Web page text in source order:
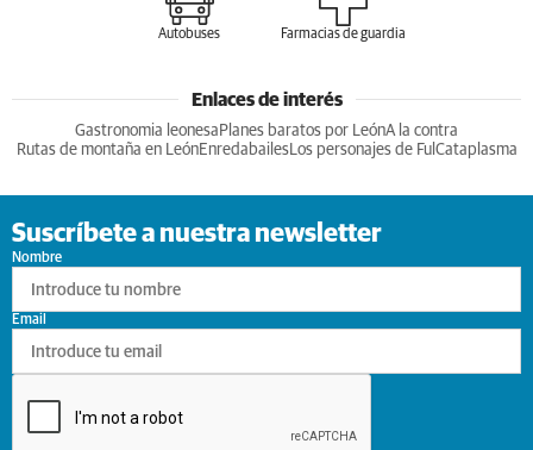
Autobuses Farmacias de guardia
Enlaces de interés
Gastronomia leonesa Planes baratos por LeónA la contra
Rutas de montaña en LeónEnredabailesLos personajes de Ful Cataplasma
Suscríbete a nuestra newsletter
Nombre
Email